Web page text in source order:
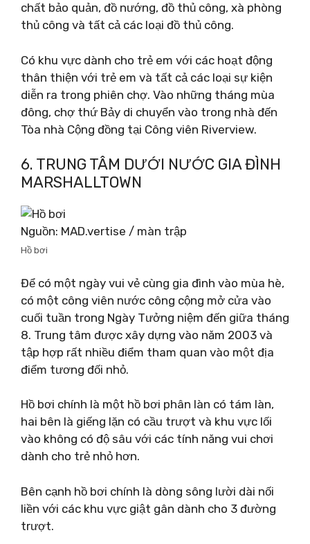
chất bảo quản, đồ nướng, đồ thủ công, xà phòng
thủ công và tất cả các loại đồ thủ công.
Có khu vực dành cho trẻ em với các hoạt động
thân thiện với trẻ em và tất cả các loại sự kiện
diễn ra trong phiên chợ. Vào những tháng mùa
đông, chợ thứ Bảy di chuyển vào trong nhà đến
Tòa nhà Cộng đồng tại Công viên Riverview.
6. TRUNG TÂM DƯỚI NƯỚC GIA ĐÌNH
MARSHALLTOWN
Nguồn: MAD.vertise / màn trập
Hồ bơi
Để có một ngày vui vẻ cùng gia đình vào mùa hè,
có một công viên nước công cộng mở cửa vào
cuối tuần trong Ngày Tưởng niệm đến giữa tháng
8. Trung tâm được xây dựng vào năm 2003 và
tập hợp rất nhiều điểm tham quan vào một địa
điểm tương đối nhỏ.
Hồ bơi chính là một hồ bơi phân làn có tám làn,
hai bên là giếng lặn có cầu trượt và khu vực lối
vào không có độ sâu với các tính năng vui chơi
dành cho trẻ nhỏ hơn.
Bên cạnh hồ bơi chính là dòng sông lười dài nối
liền với các khu vực giật gân dành cho 3 đường
trượt.